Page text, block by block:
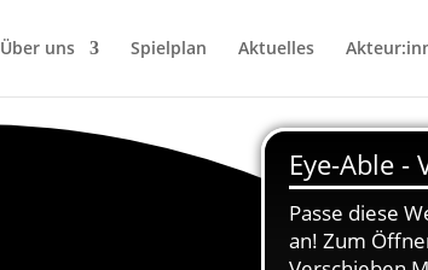
Über uns Spielplan Aktuelles